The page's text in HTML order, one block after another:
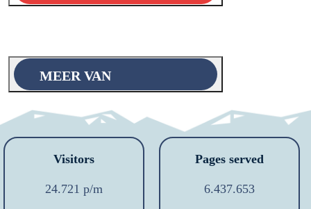
MEER VAN
Visitors
24.721 p/m
Pages served
6.437.653